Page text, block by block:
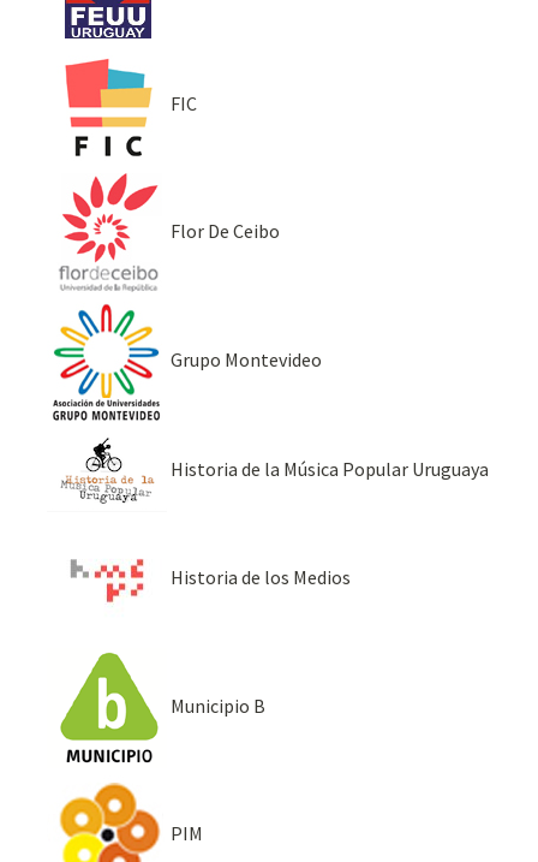
FIC
Flor De Ceibo
Grupo Montevideo
Historia de la Música Popular Uruguaya
Historia de los Medios
Municipio B
PIM